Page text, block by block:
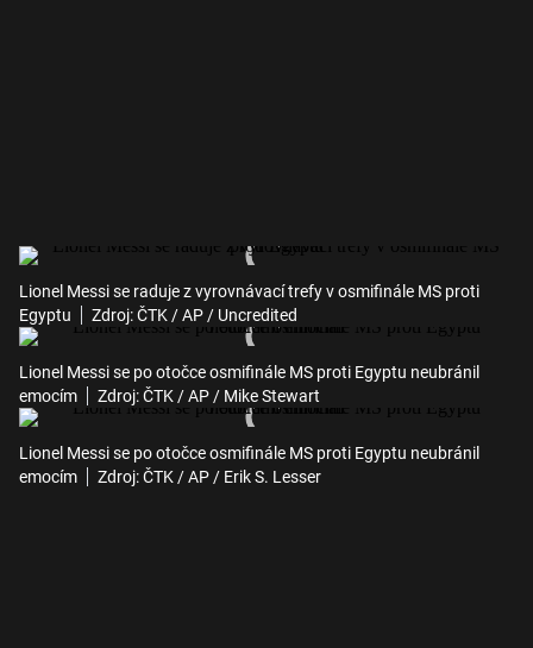
Lionel Messi se raduje z vyrovnávací trefy v osmifinále MS proti
Egyptu
Zdroj: ČTK / AP / Uncredited
Lionel Messi se po otočce osmifinále MS proti Egyptu neubránil
emocím
Zdroj: ČTK / AP / Mike Stewart
Lionel Messi se po otočce osmifinále MS proti Egyptu neubránil
emocím
Zdroj: ČTK / AP / Erik S. Lesser